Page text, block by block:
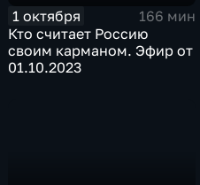
1 октября
166 мин
Кто считает Россию
своим карманом. Эфир от
01.10.2023